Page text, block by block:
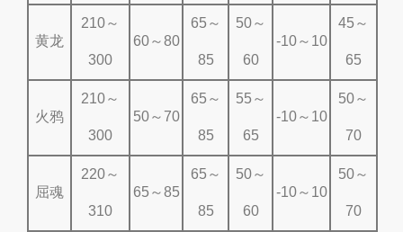
黄龙
210～
300
60～80
65～
85
50～
60
-10～10
45～
65
火鸦
210～
300
50～70
65～
85
55～
65
-10～10
50～
70
屈魂
220～
310
65～85
65～
85
50～
60
-10～10
50～
70